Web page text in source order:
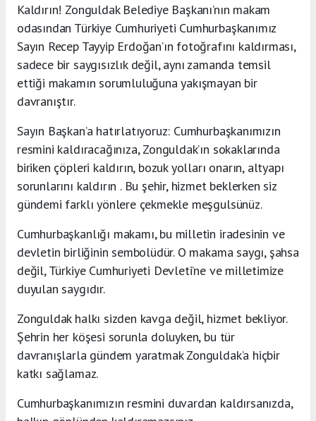
Kaldırın! Zonguldak Belediye Başkanı’nın makam
odasından Türkiye Cumhuriyeti Cumhurbaşkanımız
Sayın Recep Tayyip Erdoğan’ın fotoğrafını kaldırması,
sadece bir saygısızlık değil, aynı zamanda temsil
ettiği makamın sorumluluğuna yakışmayan bir
davranıştır.
Sayın Başkan’a hatırlatıyoruz: Cumhurbaşkanımızın
resmini kaldıracağınıza, Zonguldak’ın sokaklarında
biriken çöpleri kaldırın, bozuk yolları onarın, altyapı
sorunlarını kaldırın . Bu şehir, hizmet beklerken siz
gündemi farklı yönlere çekmekle meşgulsünüz.
Cumhurbaşkanlığı makamı, bu milletin iradesinin ve
devletin birliğinin sembolüdür. O makama saygı, şahsa
değil, Türkiye Cumhuriyeti Devleti’ne ve milletimize
duyulan saygıdır.
Zonguldak halkı sizden kavga değil, hizmet bekliyor.
Şehrin her köşesi sorunla doluyken, bu tür
davranışlarla gündem yaratmak Zonguldak’a hiçbir
katkı sağlamaz.
Cumhurbaşkanımızın resmini duvardan kaldırsanızda,